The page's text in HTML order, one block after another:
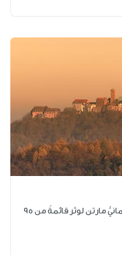
في 31 تشرين الأوّل (أكتوبر) 1517، دَبَّسَ الرّاهِبُ الألمانيُّ مارتن لوثر قائمةً من 95